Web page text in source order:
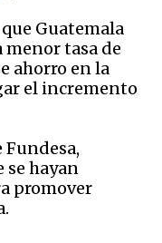
Guatemala
menor tasa de
ahorro en la
el incremento
se hayan
promover